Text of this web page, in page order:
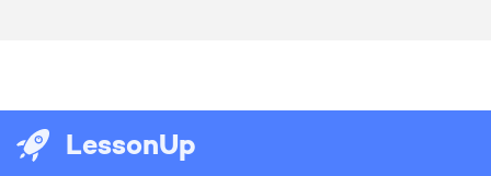
LessonUp